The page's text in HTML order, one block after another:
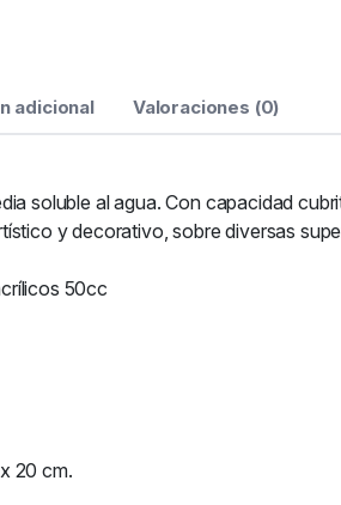
adicional Valoraciones (0)
soluble al agua. Con capacidad
y decorativo, sobre diversas
50cc
20 cm.